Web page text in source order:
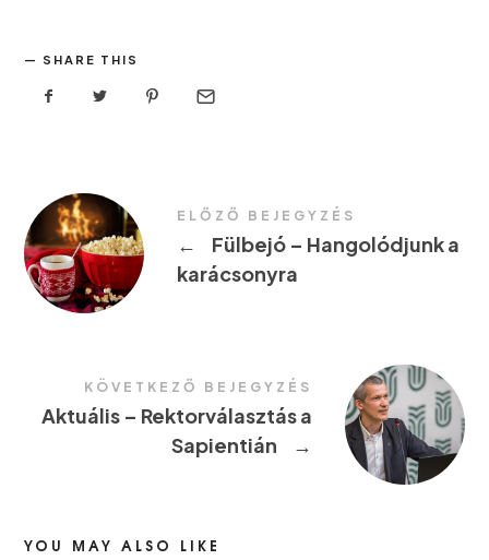
SHARE THIS
ELŐZŐ BEJEGYZÉS
←
Fülbejó – Hangolódjunk a
karácsonyra
KÖVETKEZŐ BEJEGYZÉS
Aktuális – Rektorválasztás a
Sapientián
→
YOU MAY ALSO LIKE